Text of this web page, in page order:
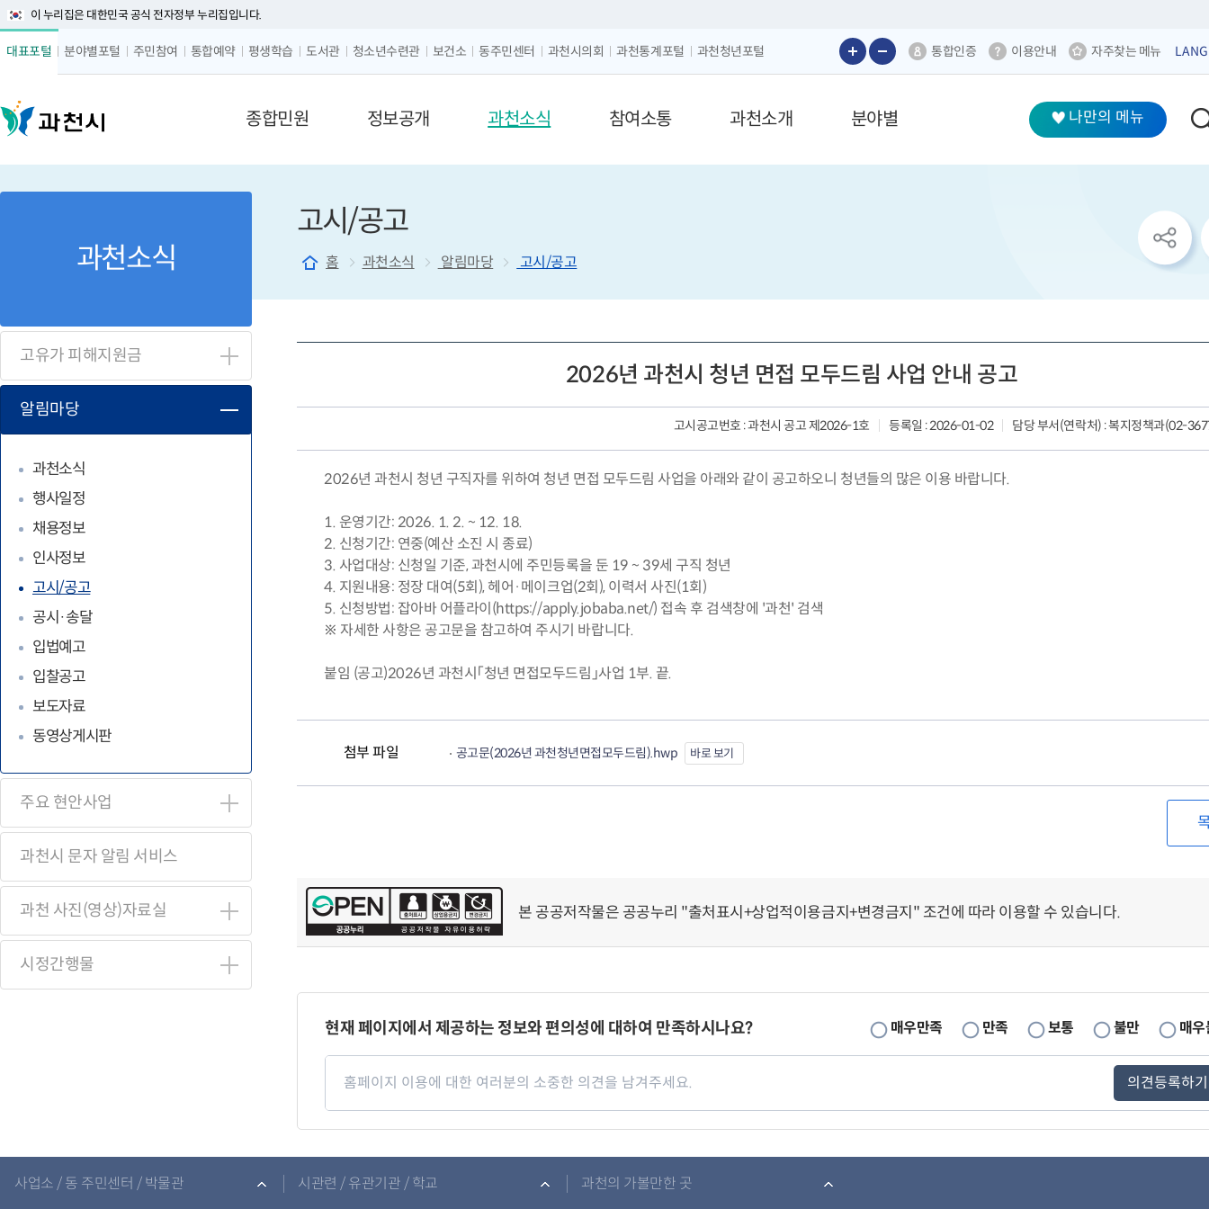
이 누리집은 대한민국 공식 전자정부 누리집입니다.
대표포털 분야별포털 주민참여 통합예약 평생학습 도서관 청소년수련관 보건소 동주민센터 과천시의회 과천통계포털 과천청년포털
글자 크게보기
글자 작게보기 통합인증 이용안내 자주찾는 메뉴
메뉴 구성
종합민원 정보공개 과천소식 참여소통 과천소개 분야별 나만의 메뉴
과천소식
고유가 피해지원금
알림마당
과천소식
행사일정
채용정보
인사정보
고시/공고
공시·송달
입법예고
입찰공고
보도자료
동영상게시판
주요 현안사업
과천시 문자 알림 서비스
과천 사진(영상)자료실
시정간행물
고시/공고
홈 과천소식 알림마당 고시/공고
sns
공
유
리
고
상
세
보
기
2026년 과천시 청년 면접 모두드림 사업 안내 공고
고시공고번호 : 과천시 공고 제2026-1호 등록일 : 2026-01-02 담당 부서(연락처) : 복지정책과(02-
2026년 과천시 청년 구직자를 위하여 청년 면접 모두드림 사업을 아래와 같이 공고하오니 청년들의 많은 이용 바랍니다.
1. 운영기간: 2026. 1. 2. ~ 12. 18.
2. 신청기간: 연중(예산 소진 시 종료)
3. 사업대상: 신청일 기준, 과천시에 주민등록을 둔 19 ~ 39세 구직 청년
4. 지원내용: 정장 대여(5회), 헤어·메이크업(2회), 이력서 사진(1회)
5. 신청방법: 잡아바 어플라이(https://apply.jobaba.net/) 접속 후 검색창에 '과천' 검색
※ 자세한 사항은 공고문을 참고하여 주시기 바랍니다.
붙임 (공고)2026년 과천시「청년 면접모두드림」사업 1부. 끝.
첨부 파일 공고문(2026년 과천청년면접모두드림).hwp 바로 보기
본 공공저작물은 공공누리 "출처표시+상업적이용금지+변경금지" 조건에 따라 이용할 수 있습니다.
이
지
만
현재 페이지에서 제공하는 정보와 편의성에 대하여 만족하시나요? 매우만족 만족 보통 불만
매
페
만
도
가
입
력
관
사업소 / 동 주민센터 / 박물관 시관련 / 유관기관 / 학교 과천의 가볼만한 곳